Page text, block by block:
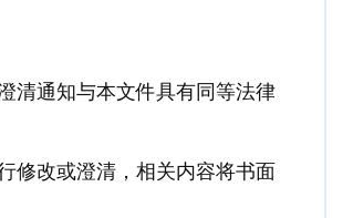
清通知与本文件具有同等法律
修改或澄清，相关内容将书面